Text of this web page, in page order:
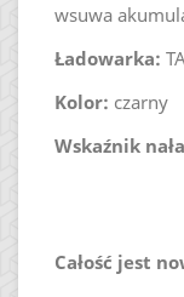
wsuwa
Ładowarka:
Kolor: czarny
Wskaźnik
Całość jest